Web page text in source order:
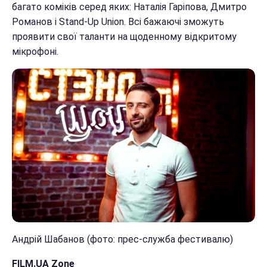
багато коміків серед яких: Наталія Гаріпова, Дмитро
Романов і Stand-Up Union. Всі бажаючі зможуть
проявити свої таланти на щоденному відкритому
мікрофоні.
Андрій Шабанов (фото: прес-служба фестивалю)
FILM.UA Zone